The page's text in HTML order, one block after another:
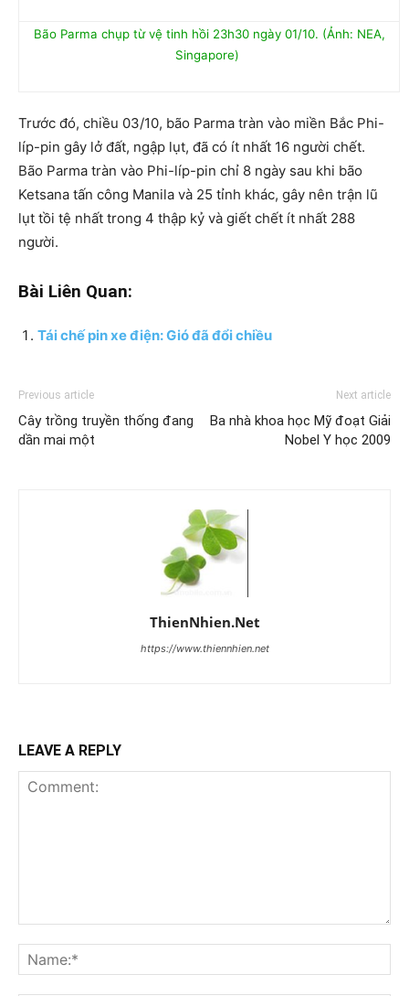
Bão Parma chụp từ vệ tinh hồi 23h30 ngày 01/10. (Ảnh: NEA,
Singapore)
Trước đó, chiều 03/10, bão Parma tràn vào miền Bắc Phi-
líp-pin gây lở đất, ngập lụt, đã có ít nhất 16 người chết.
Bão Parma tràn vào Phi-líp-pin chỉ 8 ngày sau khi bão
Ketsana tấn công Manila và 25 tỉnh khác, gây nên trận lũ
lụt tồi tệ nhất trong 4 thập kỷ và giết chết ít nhất 288
người.
Bài Liên Quan:
Tái chế pin xe điện: Gió đã đổi chiều
Previous article
Cây trồng truyền thống đang
dần mai một
Next article
Ba nhà khoa học Mỹ đoạt Giải
Nobel Y học 2009
ThienNhien.Net
https://www.thiennhien.net
LEAVE A REPLY